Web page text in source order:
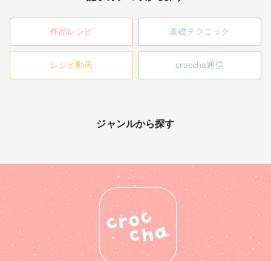
作品レシピ 基礎テクニック
レシピ動画 croccha通信
ジャンルから探す